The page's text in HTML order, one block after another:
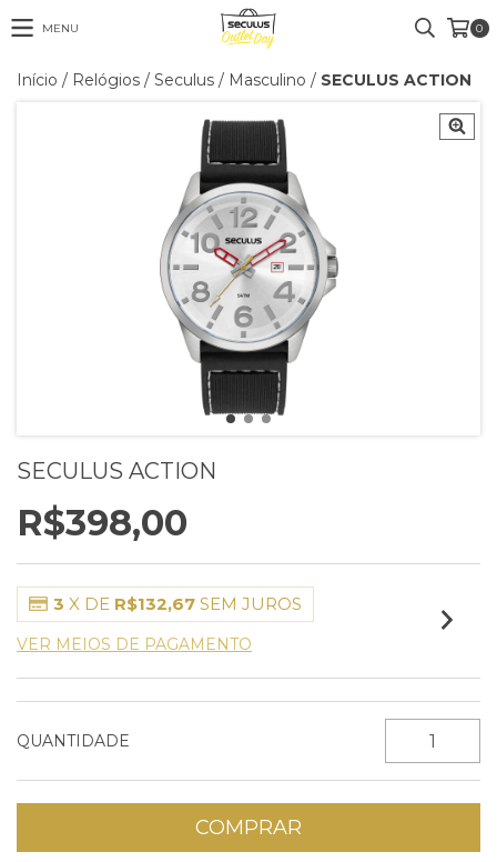
MENU 0
Início / Relógios / Seculus / Masculino / SECULUS ACTION
SECULUS ACTION
R$398,00
3 X DE R$132,67 SEM JUROS
VER MEIOS DE PAGAMENTO
QUANTIDADE